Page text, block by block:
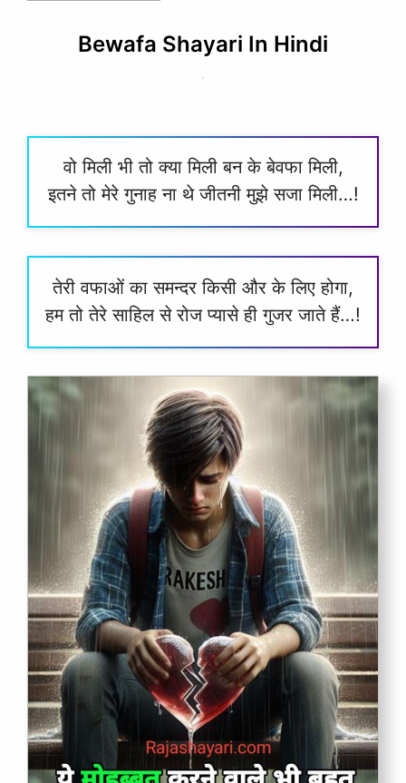
Bewafa Shayari In Hindi
वो मिली भी तो क्या मिली बन के बेवफा मिली,
इतने तो मेरे गुनाह ना थे जीतनी मुझे सजा मिली…!
तेरी वफाओं का समन्दर किसी और के लिए होगा,
हम तो तेरे साहिल से रोज प्यासे ही गुजर जाते हैं…!